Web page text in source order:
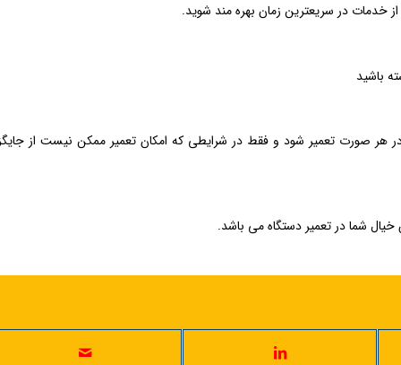
خدمات در سریعترین زمان بهره مند شوید.
باشید
هر صورت تعمیر شود و فقط در شرایطی که امکان تعمیر ممکن نیست از
شما در تعمیر دستگاه می باشد.